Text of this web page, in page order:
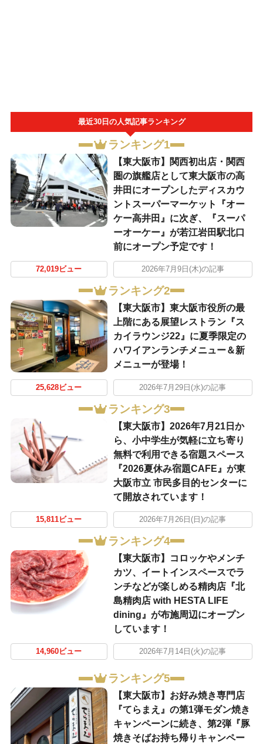
最近30日の人気記事ランキング
ランキング1
【東大阪市】関西初出店・関西
圏の旗艦店として東大阪市の高
井田にオープンしたディスカウ
ントスーパーマーケット『オー
ケー高井田』に次ぎ、『スーパ
ーオーケー』が若江岩田駅北口
前にオープン予定です！
72,019ビュー 2026年7月9日(木)の記事
ランキング2
【東大阪市】東大阪市役所の最
上階にある展望レストラン『ス
カイラウンジ22』に夏季限定の
ハワイアンランチメニュー＆新
メニューが登場！
25,628ビュー 2026年7月29日(水)の記事
ランキング3
【東大阪市】2026年7月21日か
ら、小中学生が気軽に立ち寄り
無料で利用できる宿題スペース
『2026夏休み宿題CAFE』が東
大阪市立 市民多目的センターに
て開放されています！
15,811ビュー 2026年7月26日(日)の記事
ランキング4
【東大阪市】コロッケやメンチ
カツ、イートインスペースでラ
ンチなどが楽しめる精肉店『北
島精肉店 with HESTA LIFE
dining』が布施周辺にオープン
しています！
14,960ビュー 2026年7月14日(火)の記事
ランキング5
【東大阪市】お好み焼き専門店
『てらまえ』の第1弾モダン焼き
キャンペーンに続き、第2弾『豚
焼きそばお持ち帰りキャンペー